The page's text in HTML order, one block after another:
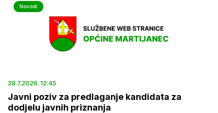
Novosti
28.7.2026. 12:45
Javni poziv za predlaganje kandidata za
dodjelu javnih priznanja